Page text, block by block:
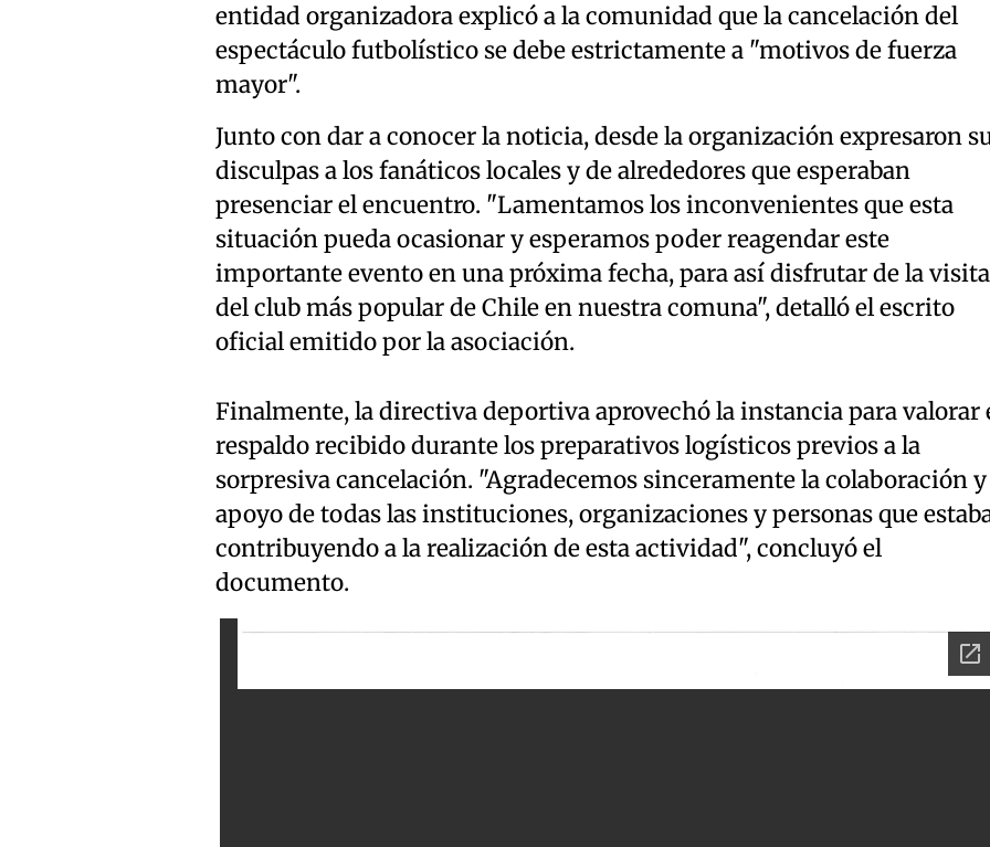
entidad organizadora explicó a la comunidad que la cancelación del
espectáculo futbolístico se debe estrictamente a "motivos de fuerza
mayor".
Junto con dar a conocer la noticia, desde la organización expresaron
disculpas a los fanáticos locales y de alrededores que esperaban
presenciar el encuentro. "Lamentamos los inconvenientes que esta
situación pueda ocasionar y esperamos poder reagendar este
importante evento en una próxima fecha, para así disfrutar de la visita
del club más popular de Chile en nuestra comuna", detalló el escrito
oficial emitido por la asociación.
Finalmente, la directiva deportiva aprovechó la instancia para valorar
respaldo recibido durante los preparativos logísticos previos a la
sorpresiva cancelación. "Agradecemos sinceramente la colaboración y
apoyo de todas las instituciones, organizaciones y personas que
contribuyendo a la realización de esta actividad", concluyó el
documento.